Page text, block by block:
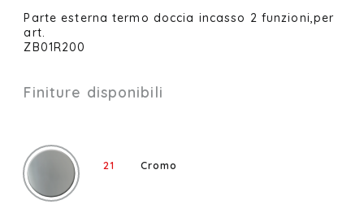
Parte esterna termo doccia incasso 2 funzioni,per
art.
ZB01R200
Finiture disponibili
21 Cromo